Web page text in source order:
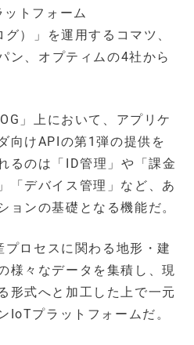
トフォーム
グ）」を運用するコマツ、
ン、オプティムの4社から
」上において、アプリケ
向けAPIの第1弾の提供を
るのは「ID管理」や「課金
「デバイス管理」など、あ
ョンの基礎となる機能だ。
プロセスに関わる地形・建
様々なデータを集積し、現
形式へと加工した上で一元
IoTプラットフォームだ。